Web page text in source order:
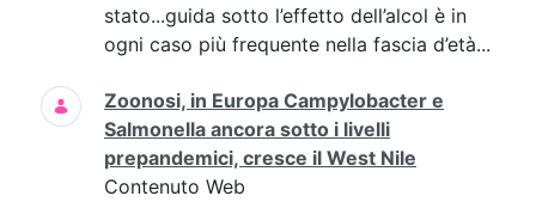
stato...guida sotto l’effetto dell’alcol è in
ogni caso più frequente nella fascia d’età...
Zoonosi, in Europa Campylobacter e
Salmonella ancora sotto i livelli
prepandemici, cresce il West Nile
Contenuto Web